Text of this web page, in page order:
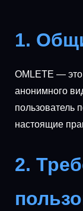
1.
OMLETE —
анонимного
пользователь
настоящие
2.